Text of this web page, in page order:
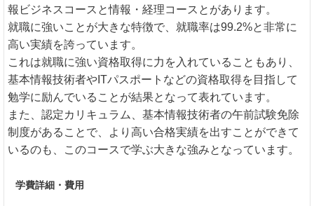
報ビジネスコースと情報・経理コースとがあります。
就職に強いことが大きな特徴で、就職率は99.2%と非常に
高い実績を誇っています。
これは就職に強い資格取得に力を入れていることもあり、
基本情報技術者やITパスポートなどの資格取得を目指して
勉学に励んでいることが結果となって表れています。
また、認定カリキュラム、基本情報技術者の午前試験免除
制度があることで、より高い合格実績を出すことができて
いるのも、このコースで学ぶ大きな強みとなっています。
学費詳細・費用